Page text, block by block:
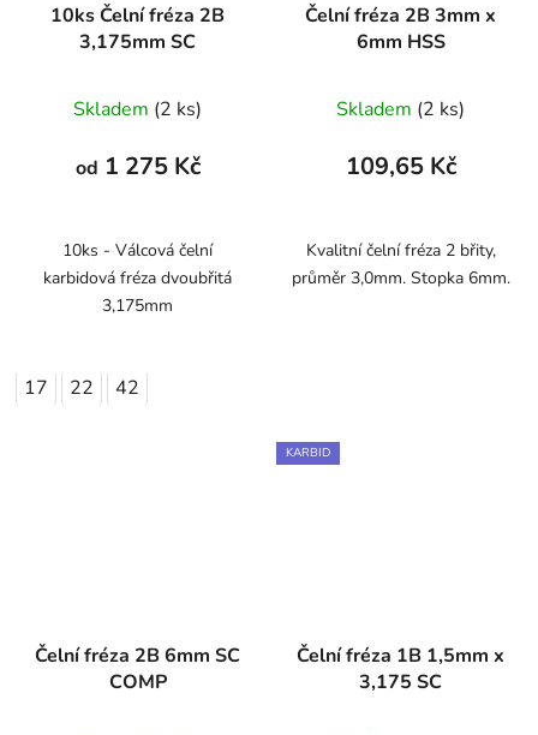
10ks Čelní fréza 2B
3,175mm SC
Skladem (2 ks)
od 1 275 Kč
10ks - Válcová čelní
karbidová fréza dvoubřitá
3,175mm
17 22 42
Čelní fréza 2B 3mm x
6mm HSS
Skladem (2 ks)
109,65 Kč
Kvalitní čelní fréza 2 břity,
průměr 3,0mm. Stopka 6mm.
Čelní fréza 2B 6mm SC
COMP
KARBID
Čelní fréza 1B 1,5mm x
3,175 SC